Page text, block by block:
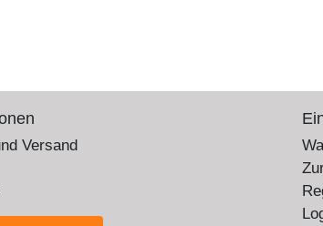
Versand